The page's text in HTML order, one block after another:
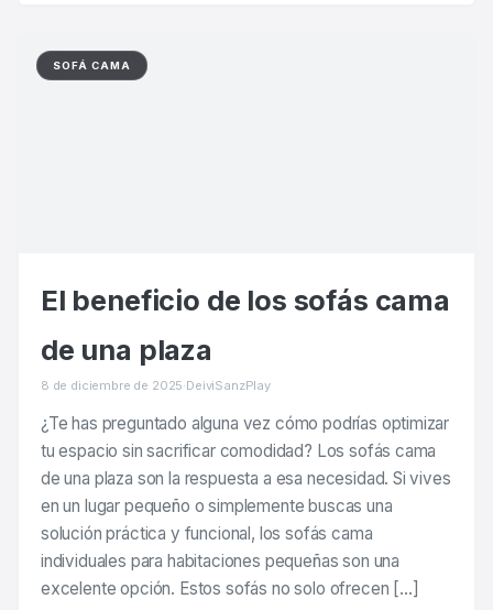
SOFÁ CAMA
El beneficio de los sofás cama
de una plaza
8 de diciembre de 2025·DeiviSanzPlay
¿Te has preguntado alguna vez cómo podrías optimizar
tu espacio sin sacrificar comodidad? Los sofás cama
de una plaza son la respuesta a esa necesidad. Si vives
en un lugar pequeño o simplemente buscas una
solución práctica y funcional, los sofás cama
individuales para habitaciones pequeñas son una
excelente opción. Estos sofás no solo ofrecen […]